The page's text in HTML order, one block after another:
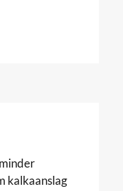
kalkaanslag